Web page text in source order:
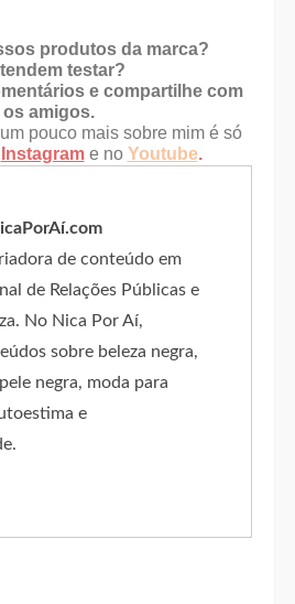
produtos da marca?
testar?
e compartilhe com
os amigos.
pouco mais sobre mim é só
Instagram e no Youtube.
de conteúdo em
de Relações Públicas e
No Nica Por Aí,
sobre beleza negra,
negra, moda para
e